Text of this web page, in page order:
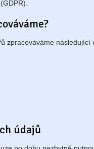
zpracováváme následující
údajů